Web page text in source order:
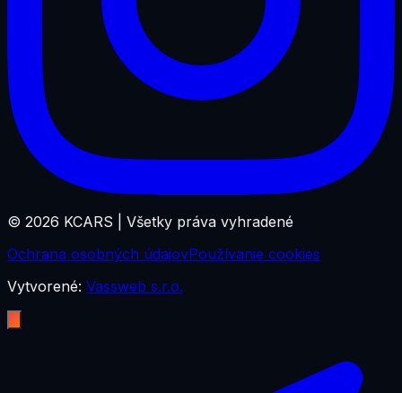
© 2026 KCARS | Všetky práva vyhradené
Ochrana osobných údajovPoužívanie cookies
Vytvorené: Vassweb s.r.o.